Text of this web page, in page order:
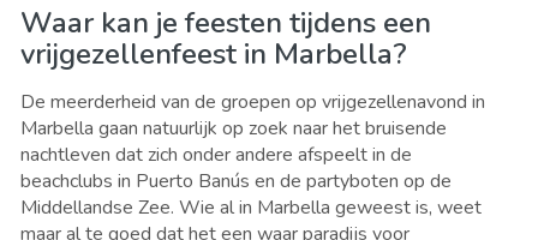
Waar kan je feesten tijdens een
vrijgezellenfeest in Marbella?
De meerderheid van de groepen op vrijgezellenavond in
Marbella gaan natuurlijk op zoek naar het bruisende
nachtleven dat zich onder andere afspeelt in de
beachclubs in Puerto Banús en de partyboten op de
Middellandse Zee. Wie al in Marbella geweest is, weet
maar al te goed dat het een waar paradijs voor